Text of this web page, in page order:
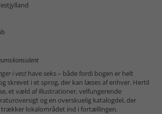
i vesthave seks – både fordi bogen er helt
skrevet i et sprog, der kan læses af enhver. Hertil
et væld af illustrationer, velfungerende
og en overskuelig katalogdel, der
lokalområdet ind i fortællingen.